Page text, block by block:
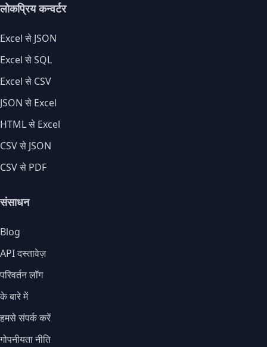
लोकप्रिय कन्वर्टर
Excel से JSON
Excel से SQL
Excel से CSV
JSON से Excel
HTML से Excel
CSV से JSON
CSV से PDF
संसाधन
Blog
API दस्तावेज़
परिवर्तन लॉग
के बारे में
हमसे संपर्क करें
गोपनीयता नीति